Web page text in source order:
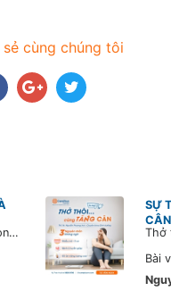
sẻ cùng chúng tôi
Dinh dưỡng là điều vô cùng quan trọng mà bạn không nên bỏ qua. Không chỉ dừng lại ở việc cải thiện vóc dáng mà còn giúp bạn làm chủ cuộc sống khỏe mạnh, tốt đẹp hơn bằng cách thực hiện chế độ ăn uống đầy đủ các chất dinh dưỡng để “kéo dài tuổi thọ”.
SỰ
Bài